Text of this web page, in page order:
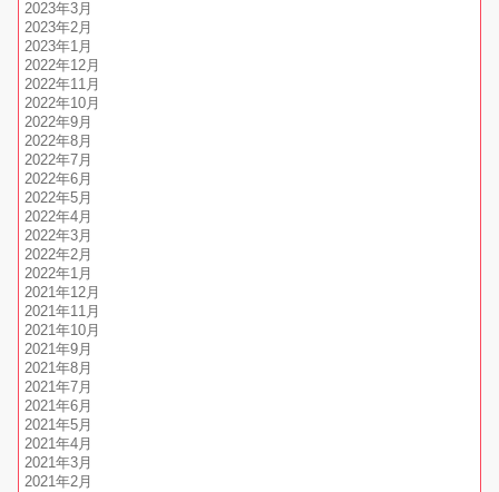
2023年3月
2023年2月
2023年1月
2022年12月
2022年11月
2022年10月
2022年9月
2022年8月
2022年7月
2022年6月
2022年5月
2022年4月
2022年3月
2022年2月
2022年1月
2021年12月
2021年11月
2021年10月
2021年9月
2021年8月
2021年7月
2021年6月
2021年5月
2021年4月
2021年3月
2021年2月